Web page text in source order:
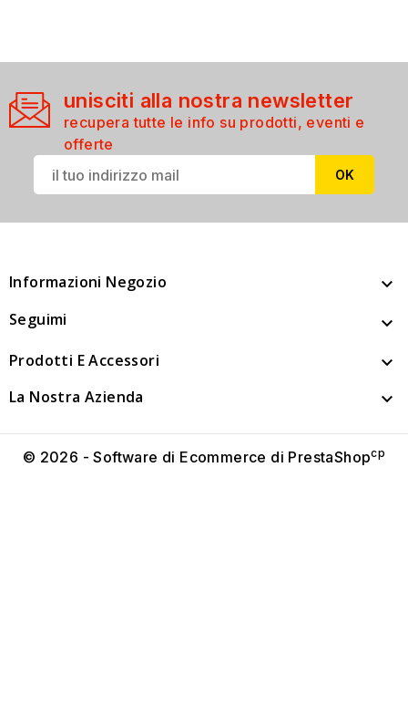
unisciti alla nostra newsletter
recupera tutte le info su prodotti, eventi e
offerte
Informazioni Negozio 
Seguimi 
Prodotti E Accessori 
La Nostra Azienda 
© 2026 - Software di Ecommerce di PrestaShopcp